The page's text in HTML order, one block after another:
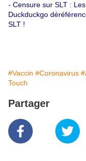
- Censure sur SLT :
Duckduckgo
SLT !
#Vaccin #Coronavirus
Touch
Partager